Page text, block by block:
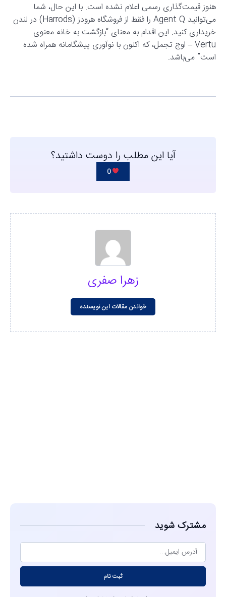
هنوز قیمت‌گذاری رسمی اعلام نشده است. با این حال، شما
می‌توانید Agent Q را فقط از فروشگاه هرودز (Harrods) در لندن
خریداری کنید. این اقدام به معنای “بازگشت به خانه معنوی
Vertu – اوج تجمل، که اکنون با نوآوری پیشگامانه همراه شده
است” می‌باشد.
آیا این مطلب را دوست داشتید؟
0
زهرا صفری
خواندن مقالات این نویسنده
مشترک شوید
ثبت نام